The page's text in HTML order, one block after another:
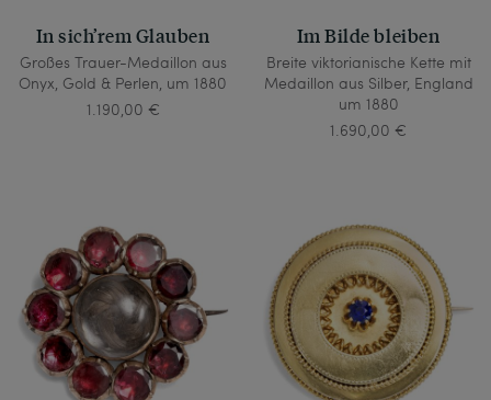
In sich’rem Glauben
Großes Trauer-Medaillon aus
Onyx, Gold & Perlen, um 1880
1.190,00 €
Im Bilde bleiben
Breite viktorianische Kette mit
Medaillon aus Silber, England
um 1880
1.690,00 €